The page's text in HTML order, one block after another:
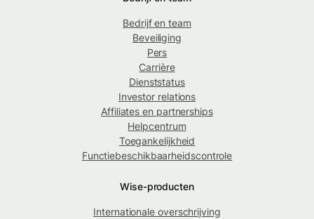
Bedrijf en team
Beveiliging
Pers
Carrière
Dienststatus
Investor relations
Affiliates en partnerships
Helpcentrum
Toegankelijkheid
Functiebeschikbaarheidscontrole
Wise-producten
Internationale overschrijving